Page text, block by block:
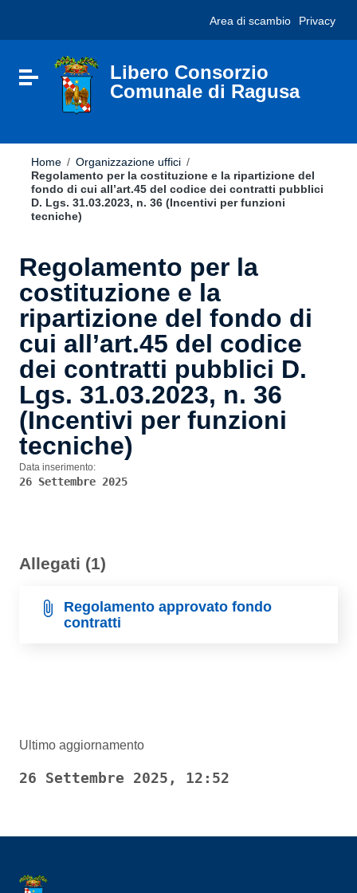
sito
include
Vai al footer
Area di scambio Privacy
Attiva / disattiva la navigazione
Libero Consorzio
Comunale di Ragusa
Home / Organizzazione uffici /
Regolamento per la costituzione e la ripartizione del
fondo di cui all’art.45 del codice dei contratti pubblici
D. Lgs. 31.03.2023, n. 36 (Incentivi per funzioni
tecniche)
Regolamento per la
costituzione e la
ripartizione del fondo di
cui all’art.45 del codice
dei contratti pubblici D.
Lgs. 31.03.2023, n. 36
(Incentivi per funzioni
tecniche)
Data inserimento:
26 Settembre 2025
Allegati (1)
Regolamento approvato fondo
contratti
Ultimo aggiornamento
26 Settembre 2025, 12:52